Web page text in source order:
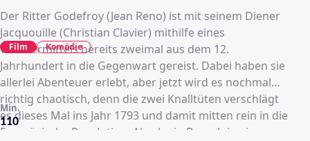
Der Ritter Godefroy (Jean Reno) ist mit seinem Diener
Jacquouille (Christian Clavier) mithilfe eines
Wundermittels bereits zweimal aus dem 12.
Jahrhundert in die Gegenwart gereist. Dabei haben sie
allerlei Abenteuer erlebt, aber jetzt wird es nochmal
richtig chaotisch, denn die zwei Knalltüten verschlägt
es dieses Mal ins Jahr 1793 und damit mitten rein in die
Französische Revolution. Als ob ein Besuch in einem
110
Min.
Film Komödie